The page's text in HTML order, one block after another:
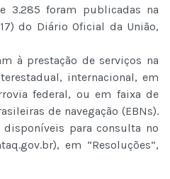
3.285 foram publicadas na
do Diário Oficial da União,
à prestação de serviços na
internacional, em
federal, ou em faixa de
de navegação (EBNs).
disponíveis para consulta no
em “Resoluções”,